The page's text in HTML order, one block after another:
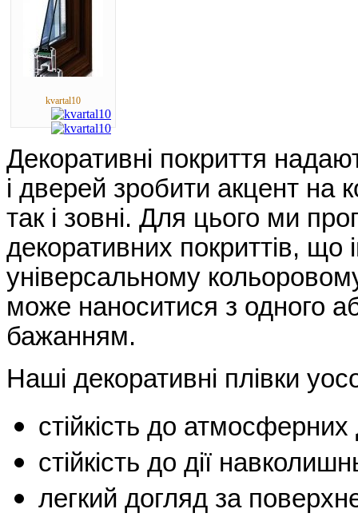
kvartal10
Декоративні покриття
і дверей зробити акцент на
так і зовні. Для цього ми
декоративних покриттів, що
універсальному
може наноситися з одного
бажанням.
Наші декоративні плівки
стійкість до атмосферних
стійкість до дії
легкий догляд за